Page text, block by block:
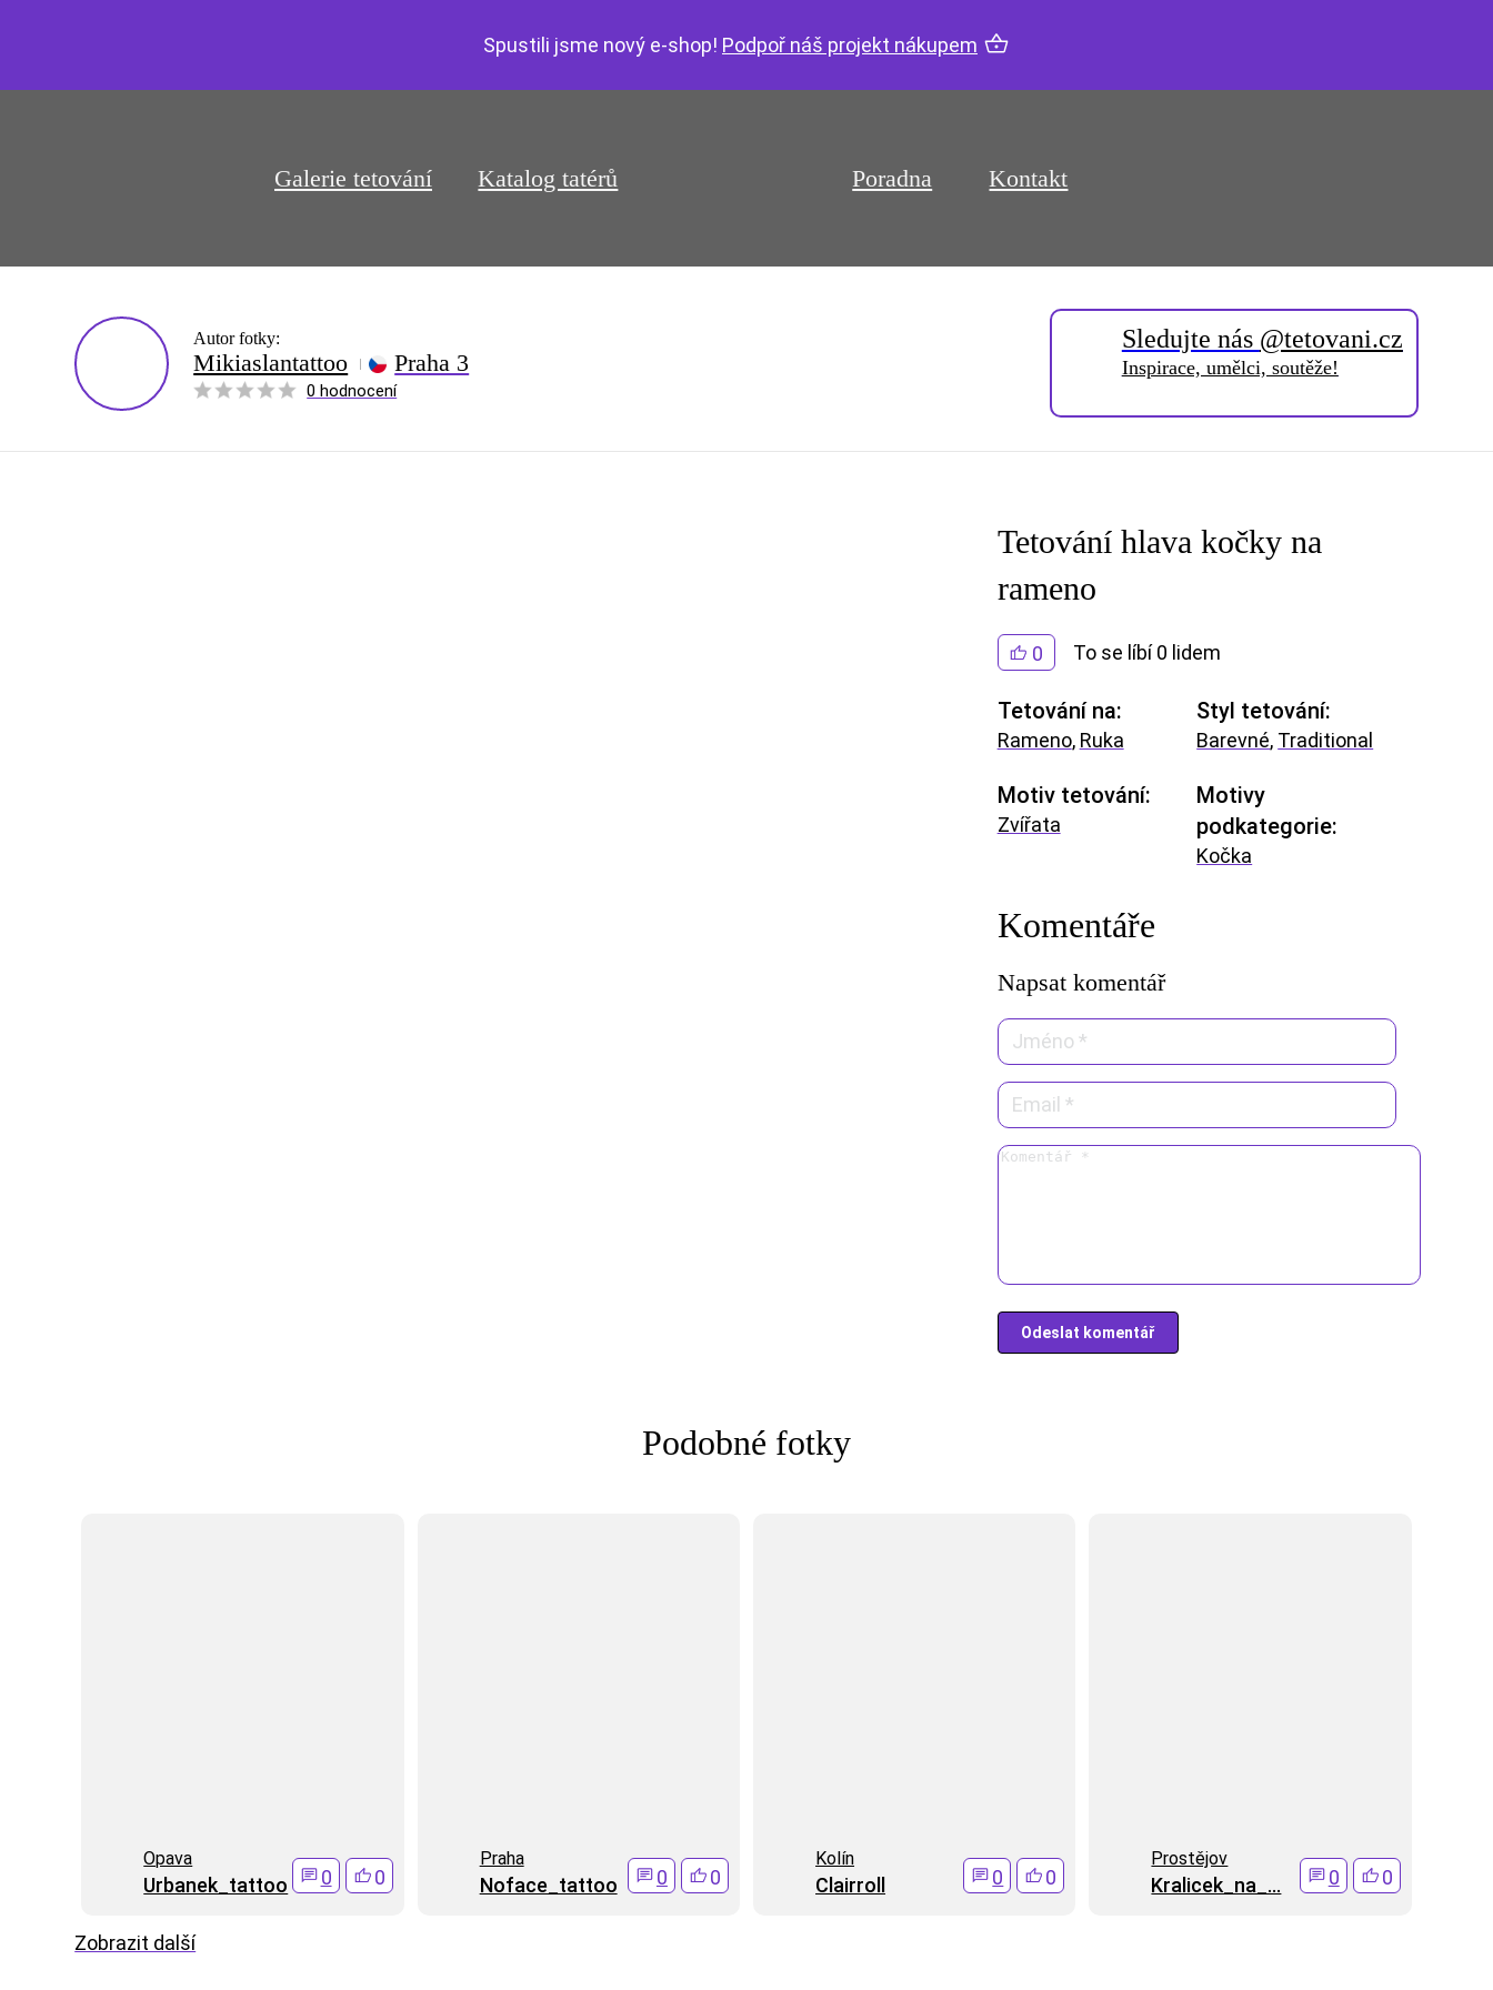
Spustili jsme nový e-shop! Podpoř náš projekt nákupem
Galerie tetování Katalog tatérů Poradna Kontakt
Autor fotky:
Mikiaslantattoo Praha 3
0 hodnocení
Sledujte nás @tetovani.cz
Inspirace, umělci, soutěže!
Tetování hlava kočky na
rameno
0 To se líbí 0 lidem
Tetování na:
Rameno, Ruka
Motiv tetování:
Zvířata
Styl tetování:
Barevné, Traditional
Motivy
podkategorie:
Kočka
Komentáře
Napsat komentář
Podobné fotky
Opava
Urbanek_tattoo 0 0
Praha
Noface_tattoo 0 0
Kolí­n
Clairroll 0 0
Prostějov
Kralicek_na_... 0 0
Zobrazit další